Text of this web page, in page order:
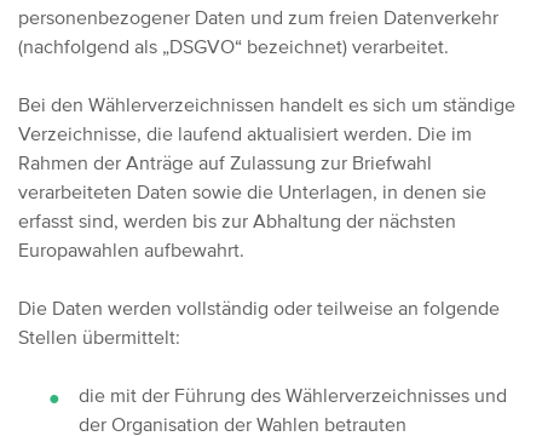
personenbezogener Daten und zum freien Datenverkehr
(nachfolgend als „DSGVO“ bezeichnet) verarbeitet.
Bei den Wählerverzeichnissen handelt es sich um ständige
Verzeichnisse, die laufend aktualisiert werden. Die im
Rahmen der Anträge auf Zulassung zur Briefwahl
verarbeiteten Daten sowie die Unterlagen, in denen sie
erfasst sind, werden bis zur Abhaltung der nächsten
Europawahlen aufbewahrt.
Die Daten werden vollständig oder teilweise an folgende
Stellen übermittelt:
die mit der Führung des Wählerverzeichnisses und
der Organisation der Wahlen betrauten